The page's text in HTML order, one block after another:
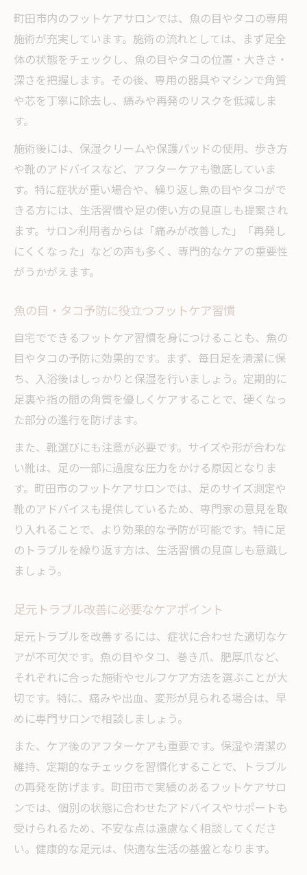
町田市内のフットケアサロンでは、魚の目やタコの専用
施術が充実しています。施術の流れとしては、まず足全
体の状態をチェックし、魚の目やタコの位置・大きさ・
深さを把握します。その後、専用の器具やマシンで角質
や芯を丁寧に除去し、痛みや再発のリスクを低減しま
す。
施術後には、保湿クリームや保護パッドの使用、歩き方
や靴のアドバイスなど、アフターケアも徹底していま
す。特に症状が重い場合や、繰り返し魚の目やタコがで
きる方には、生活習慣や足の使い方の見直しも提案され
ます。サロン利用者からは「痛みが改善した」「再発し
にくくなった」などの声も多く、専門的なケアの重要性
がうかがえます。
魚の目・タコ予防に役立つフットケア習慣
自宅でできるフットケア習慣を身につけることも、魚の
目やタコの予防に効果的です。まず、毎日足を清潔に保
ち、入浴後はしっかりと保湿を行いましょう。定期的に
足裏や指の間の角質を優しくケアすることで、硬くなっ
た部分の進行を防げます。
また、靴選びにも注意が必要です。サイズや形が合わな
い靴は、足の一部に過度な圧力をかける原因となりま
す。町田市のフットケアサロンでは、足のサイズ測定や
靴のアドバイスも提供しているため、専門家の意見を取
り入れることで、より効果的な予防が可能です。特に足
のトラブルを繰り返す方は、生活習慣の見直しも意識し
ましょう。
足元トラブル改善に必要なケアポイント
足元トラブルを改善するには、症状に合わせた適切なケ
アが不可欠です。魚の目やタコ、巻き爪、肥厚爪など、
それぞれに合った施術やセルフケア方法を選ぶことが大
切です。特に、痛みや出血、変形が見られる場合は、早
めに専門サロンで相談しましょう。
また、ケア後のアフターケアも重要です。保湿や清潔の
維持、定期的なチェックを習慣化することで、トラブル
の再発を防げます。町田市で実績のあるフットケアサロ
ンでは、個別の状態に合わせたアドバイスやサポートも
受けられるため、不安な点は遠慮なく相談してくださ
い。健康的な足元は、快適な生活の基盤となります。